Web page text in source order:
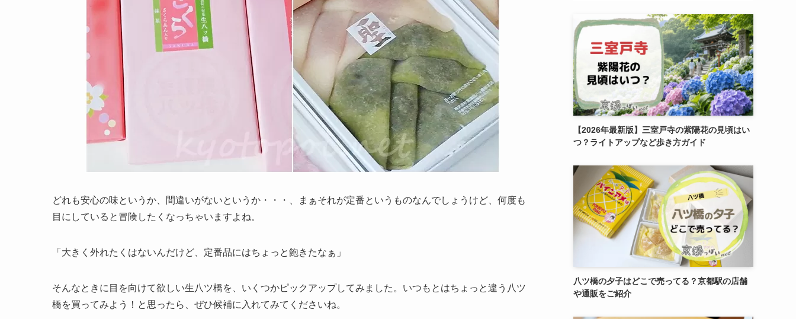
どれも安心の味というか、間違いがないというか・・・、まぁそれが定番というものなんでしょうけど、何度も
目にしていると冒険したくなっちゃいますよね。
「大きく外れたくはないんだけど、定番品にはちょっと飽きたなぁ」
そんなときに目を向けて欲しい生八ツ橋を、いくつかピックアップしてみました。いつもとはちょっと違う八ツ
橋を買ってみよう！と思ったら、ぜひ候補に入れてみてくださいね。
【2026年最新版】三室戸寺の紫陽花の見頃はい
つ？ライトアップなど歩き方ガイド
八ツ橋の夕子はどこで売ってる？京都駅の店舗
や通販をご紹介